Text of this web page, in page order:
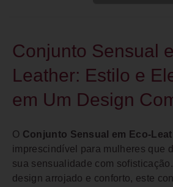
Conjunto Sensual
Leather: Estilo e
em Um Design
O Conjunto Sensual em Eco-
imprescindível para mulheres que
sua sensualidade com
design arrojado e conforto, este